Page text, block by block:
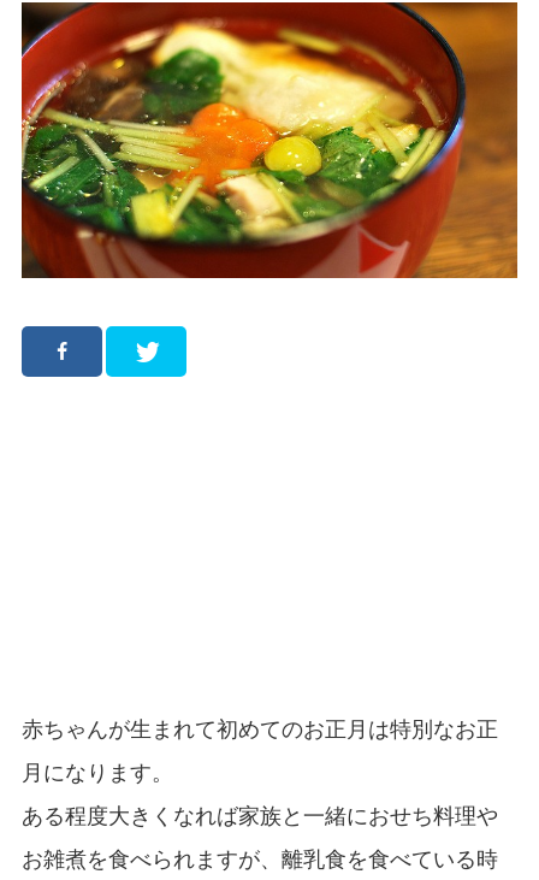
赤ちゃんが生まれて初めてのお正月は特別なお正
月になります。
ある程度大きくなれば家族と一緒におせち料理や
お雑煮を食べられますが、離乳食を食べている時